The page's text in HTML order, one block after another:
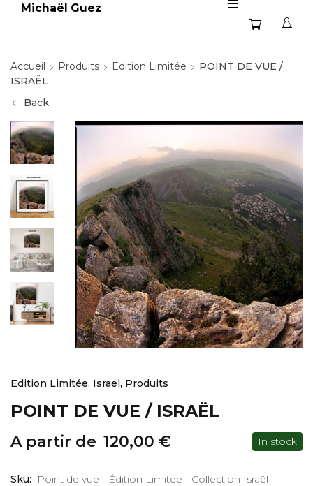
Michaël Guez
Accueil Produits Edition Limitée
POINT DE VUE /
ISRAËL
Back
Edition Limitée, Israel, Produits
POINT DE VUE / ISRAËL
A partir de 120,00 € In stock
Sku:
Point de vue - Édition Limitée - Collection Israël